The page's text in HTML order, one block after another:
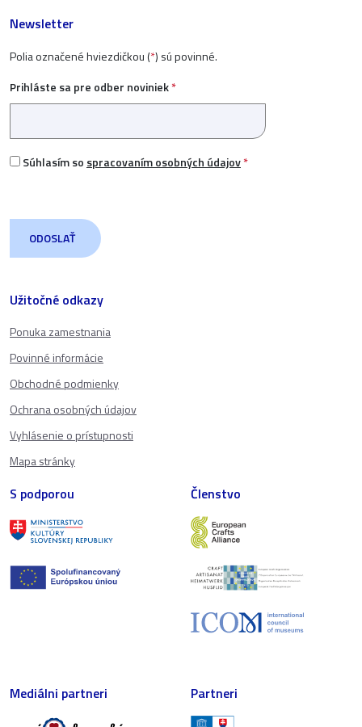
Užitočné odkazy
Ponuka zamestnania
Povinné informácie
Obchodné podmienky
Ochrana osobných údajov
Vyhlásenie o prístupnosti
Mapa stránky
Newsletter
Polia označené hviezdičkou (*) sú povinné.
Prihláste sa pre odber noviniek*
Súhlasím so spracovaním osobných údajov*
S podporou Členstvo
Mediálni partneri Partneri